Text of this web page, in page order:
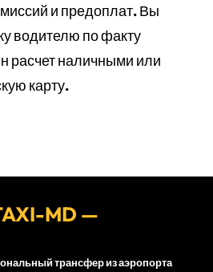
и предоплат. Вы
водителю по факту
расчет наличными или
карту.
MD —
трансфер из аэропорта